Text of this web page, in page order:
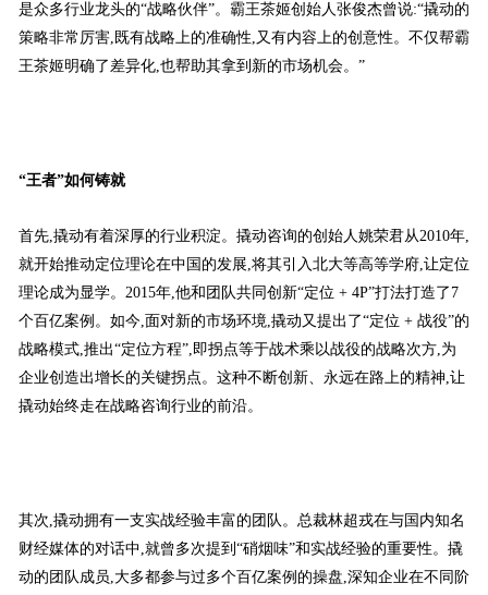
是众多行业龙头的“战略伙伴”。霸王茶姬创始人张俊杰曾说:“撬动的
策略非常厉害,既有战略上的准确性,又有内容上的创意性。不仅帮霸
王茶姬明确了差异化,也帮助其拿到新的市场机会。”
“王者”如何铸就
首先,撬动有着深厚的行业积淀。撬动咨询的创始人姚荣君从2010年,
就开始推动定位理论在中国的发展,将其引入北大等高等学府,让定位
理论成为显学。2015年,他和团队共同创新“定位 + 4P”打法打造了7
个百亿案例。如今,面对新的市场环境,撬动又提出了“定位 + 战役”的
战略模式,推出“定位方程”,即拐点等于战术乘以战役的战略次方,为
企业创造出增长的关键拐点。这种不断创新、永远在路上的精神,让
撬动始终走在战略咨询行业的前沿。
其次,撬动拥有一支实战经验丰富的团队。总裁林超戎在与国内知名
财经媒体的对话中,就曾多次提到“硝烟味”和实战经验的重要性。撬
动的团队成员,大多都参与过多个百亿案例的操盘,深知企业在不同阶